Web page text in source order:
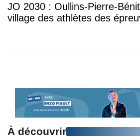
JO 2030 : Oullins-Pierre-
village des athlètes des
À découvrir